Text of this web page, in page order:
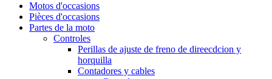
Motos d'occasions
Pièces d'occasions
Partes de la moto
Controles
Perillas de ajuste de freno de direecdcion y
horquilla
Contadores y cables